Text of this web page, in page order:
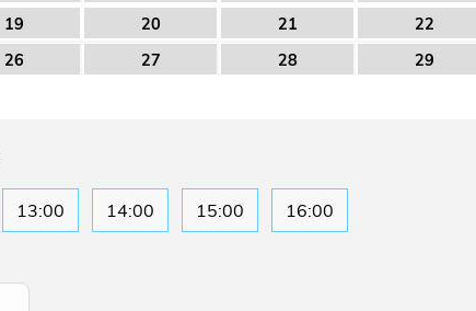
19 20 21
22
26 27 28
29
13:00 14:00 15:00 16:00